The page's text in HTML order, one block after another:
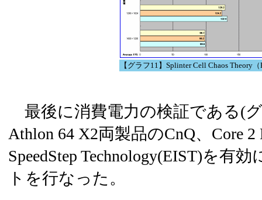
【グラフ11】Splinter Cell Chaos Theory
最後に消費電力の検証である(
Athlon 64 X2両製品のCnQ、Core 2
SpeedStep Technology(EIST)を有
トを行なった。